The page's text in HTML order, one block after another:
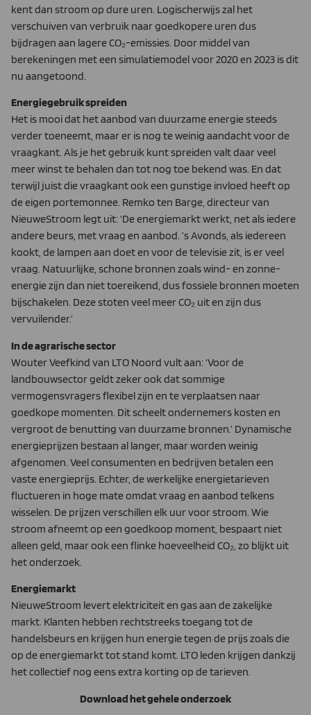
kent dan stroom op dure uren. Logischerwijs zal het
verschuiven van verbruik naar goedkopere uren dus
bijdragen aan lagere CO₂-emissies. Door middel van
berekeningen met een simulatiemodel voor 2020 en 2023 is dit
nu aangetoond.
Energiegebruik spreiden
Het is mooi dat het aanbod van duurzame energie steeds
verder toeneemt, maar er is nog te weinig aandacht voor de
vraagkant. Als je het gebruik kunt spreiden valt daar veel
meer winst te behalen dan tot nog toe bekend was. En dat
terwijl juist die vraagkant ook een gunstige invloed heeft op
de eigen portemonnee. Remko ten Barge, directeur van
NieuweStroom legt uit: ‘De energiemarkt werkt, net als iedere
andere beurs, met vraag en aanbod. ’s Avonds, als iedereen
kookt, de lampen aan doet en voor de televisie zit, is er veel
vraag. Natuurlijke, schone bronnen zoals wind- en zonne-
energie zijn dan niet toereikend, dus fossiele bronnen moeten
bijschakelen. Deze stoten veel meer CO₂ uit en zijn dus
vervuilender.’
In de agrarische sector
Wouter Veefkind van LTO Noord vult aan: ‘Voor de
landbouwsector geldt zeker ook dat sommige
vermogensvragers flexibel zijn en te verplaatsen naar
goedkope momenten. Dit scheelt ondernemers kosten en
vergroot de benutting van duurzame bronnen.’ Dynamische
energieprijzen bestaan al langer, maar worden weinig
afgenomen. Veel consumenten en bedrijven betalen een
vaste energieprijs. Echter, de werkelijke energietarieven
fluctueren in hoge mate omdat vraag en aanbod telkens
wisselen. De prijzen verschillen elk uur voor stroom. Wie
stroom afneemt op een goedkoop moment, bespaart niet
alleen geld, maar ook een flinke hoeveelheid CO₂, zo blijkt uit
het onderzoek.
Energiemarkt
NieuweStroom levert elektriciteit en gas aan de zakelijke
markt. Klanten hebben rechtstreeks toegang tot de
handelsbeurs en krijgen hun energie tegen de prijs zoals die
op de energiemarkt tot stand komt. LTO leden krijgen dankzij
het collectief nog eens extra korting op de tarieven.
Download het gehele onderzoek